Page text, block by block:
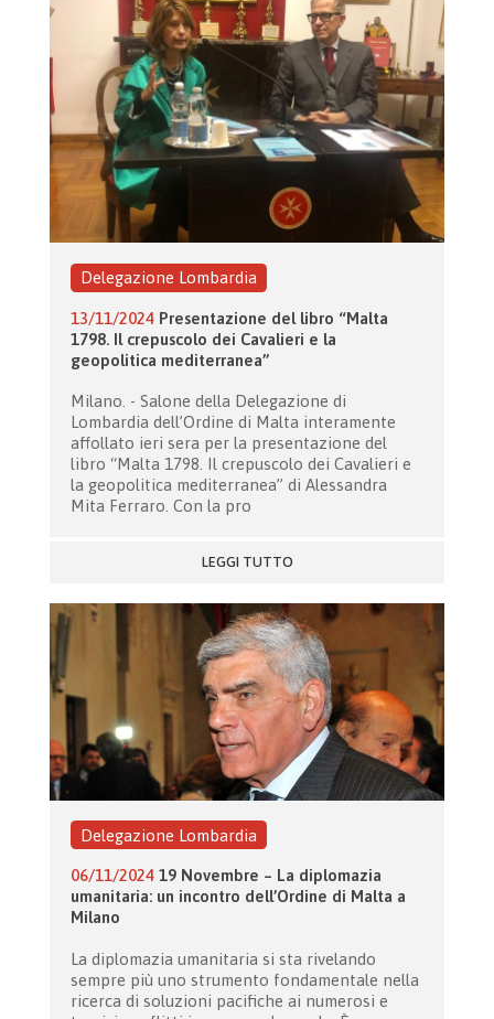
Delegazione Lombardia
13/11/2024 Presentazione del libro “Malta
1798. Il crepuscolo dei Cavalieri e la
geopolitica mediterranea”
Milano. - Salone della Delegazione di
Lombardia dell’Ordine di Malta interamente
affollato ieri sera per la presentazione del
libro “Malta 1798. Il crepuscolo dei Cavalieri e
la geopolitica mediterranea” di Alessandra
Mita Ferraro. Con la pro
LEGGI TUTTO
Delegazione Lombardia
06/11/2024 19 Novembre – La diplomazia
umanitaria: un incontro dell’Ordine di Malta a
Milano
La diplomazia umanitaria si sta rivelando
sempre più uno strumento fondamentale nella
ricerca di soluzioni pacifiche ai numerosi e